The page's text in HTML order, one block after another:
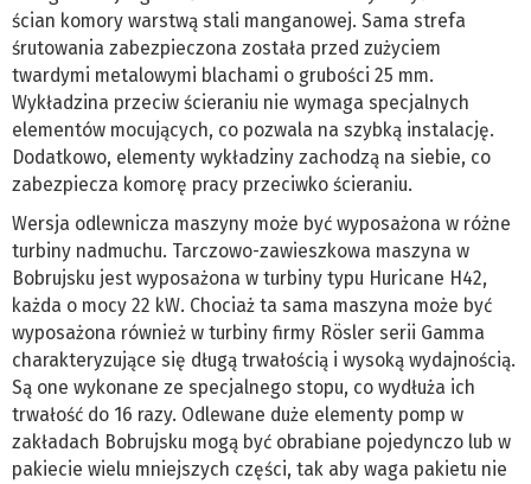
ścian komory warstwą stali manganowej. Sama strefa
śrutowania zabezpieczona została przed zużyciem
twardymi metalowymi blachami o grubości 25 mm.
Wykładzina przeciw ścieraniu nie wymaga specjalnych
elementów mocujących, co pozwala na szybką instalację.
Dodatkowo, elementy wykładziny zachodzą na siebie, co
zabezpiecza komorę pracy przeciwko ścieraniu.
Wersja odlewnicza maszyny może być wyposażona w różne
turbiny nadmuchu. Tarczowo-zawieszkowa maszyna w
Bobrujsku jest wyposażona w turbiny typu Huricane H42,
każda o mocy 22 kW. Chociaż ta sama maszyna może być
wyposażona również w turbiny firmy Rösler serii Gamma
charakteryzujące się długą trwałością i wysoką wydajnością.
Są one wykonane ze specjalnego stopu, co wydłuża ich
trwałość do 16 razy. Odlewane duże elementy pomp w
zakładach Bobrujsku mogą być obrabiane pojedynczo lub w
pakiecie wielu mniejszych części, tak aby waga pakietu nie